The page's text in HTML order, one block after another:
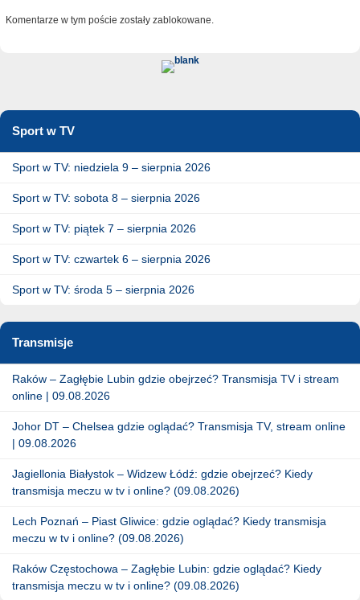
Komentarze w tym poście zostały zablokowane.
Sport w TV
Sport w TV: niedziela 9 – sierpnia 2026
Sport w TV: sobota 8 – sierpnia 2026
Sport w TV: piątek 7 – sierpnia 2026
Sport w TV: czwartek 6 – sierpnia 2026
Sport w TV: środa 5 – sierpnia 2026
Transmisje
Raków – Zagłębie Lubin gdzie obejrzeć? Transmisja TV i stream
online | 09.08.2026
Johor DT – Chelsea gdzie oglądać? Transmisja TV, stream online
| 09.08.2026
Jagiellonia Białystok – Widzew Łódź: gdzie obejrzeć? Kiedy
transmisja meczu w tv i online? (09.08.2026)
Lech Poznań – Piast Gliwice: gdzie oglądać? Kiedy transmisja
meczu w tv i online? (09.08.2026)
Raków Częstochowa – Zagłębie Lubin: gdzie oglądać? Kiedy
transmisja meczu w tv i online? (09.08.2026)